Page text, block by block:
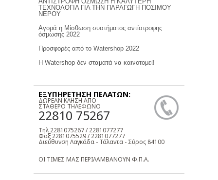
ΤΕΧΝΟΛΟΓΙΑ ΓΙΑ ΤΗΝ ΠΑΡΑΓΩΓΗ ΠΟΣΙΜΟΥ
ΝΕΡΟΥ
Αγορά η Μίσθωση συστήματος αντίστροφης
όσμωσης 2022
Προσφορές από το Watershop 2022
Η Watershop δεν σταματά να καινοτομεί!
ΕΞΥΠΗΡΕΤΗΣΗ ΠΕΛΑΤΩΝ:
ΔΩΡΕΑΝ ΚΛΗΣΗ ΑΠΟ
ΣΤΑΘΕΡΟ ΤΗΛΕΦΩΝΟ
22810 75267
Τηλ 2281075267 / 2281077277
Φαξ 2281075529 / 2281077277
Διεύθυνση Λαγκάδα - Τάλαντα - Σύρος 84100
ΟΙ ΤΙΜΕΣ ΜΑΣ ΠΕΡΙΛΑΜΒΑΝΟΥΝ Φ.Π.Α.